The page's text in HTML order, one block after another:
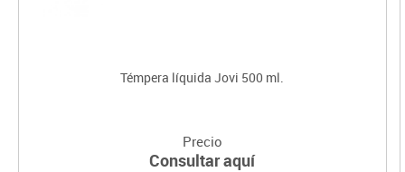
Témpera líquida Jovi 500 ml.
Precio
Consultar aquí